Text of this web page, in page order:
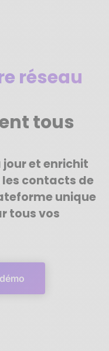
réseau
tous
et enrichit
contacts de
unique
tous vos